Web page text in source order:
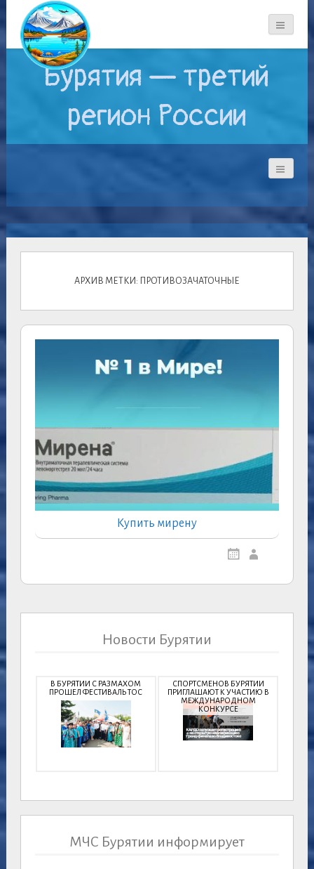
Бурятия — третий
регион России
АРХИВ МЕТКИ: ПРОТИВОЗАЧАТОЧНЫЕ
Купить мирену
Новости Бурятии
В БУРЯТИИ С РАЗМАХОМ
ПРОШЕЛ ФЕСТИВАЛЬ ТОС
СПОРТСМЕНОВ БУРЯТИИ
ПРИГЛАШАЮТ К УЧАСТИЮ В
МЕЖДУНАРОДНОМ
КОНКУРСЕ
МЧС Бурятии информирует